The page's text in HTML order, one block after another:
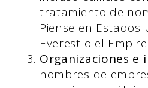
tratamiento de
Piense en Estados
Everest o el
Organizaciones e
nombres de